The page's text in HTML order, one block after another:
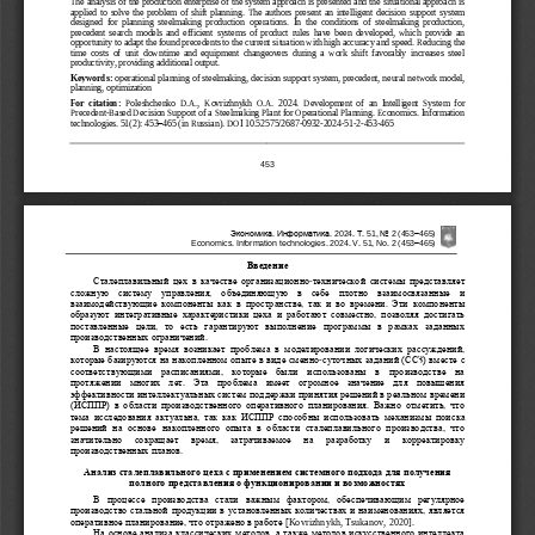
453
applied  to  solve  the  problem  of  shift  planning. The  authors  present  an  intelligent  decision  support  system
designed  for  planning  steelmaking  production  operations.  In  the  conditions  of  steelmaking  production,
precedent  search  models  and  efficient  systems  of  product  rules  have  been  developed,  which  provide  an
opportunity to adapt the found precedents to the current situation with high accuracy and speed. Reducing the
time  costs  of  unit  downtime  and  equipment  changeovers  during  a  work  shift  favorably  increases  steel
productivity, providing additional output.
Keywords: operational planning of steelmaking, decision support system, precedent, neural network model,
planning, optimization
For  citation: Poleshchenko  D.A.,  Kovrizhnykh  O.A. 2024.  Development  of  an  Intelligent  System  for
Precedent-Based Decision Support of a Steelmaking Plant for Operational Planning. Economics. Information
technologies. 51(2): 453–465 (in Russian). DOI 10.52575/2687-0932-2024-51-2-453-465
Экономика. Информатика . 2024 Т. 51 , No 2 (453–465)
Economics. Information technologies. 2024. V. 51, No. 2 (453–465)
Введение
Сталеплавильный  цех  в  качестве  организационно-технической  системы  представляет
сложную  систему  управления,  объединяющую  в  себе  плотно  взаимосвязанные  и
взаимодействующие  компоненты  как  в пространстве,  так  и  во  времени.  Эти  компоненты
образуют  интегративные  характеристики  цеха  и  работают  совместно,  позволяя  достигать
поставленные  цели,  то  есть  гарантируют  выполнение  программы  в  рамках  заданных
производственных ограничений.
В  настоящее  время  возникает  проблема  в  моделировании  логических  рассуждений,
которые базируются на накопленном опыте в виде сменно-суточных заданий (ССЗ) вместе с
соответствующими  расписаниями,  которые  были  использованы  в  производстве  на
протяжении  многих
лет.  Эта  проблема  имеет  огромное  значение  для  повышения
эффективности интеллектуальных систем поддержки принятия решений в реальном времени
(ИСППР)  в  области  производственного  оперативного  планирования.  Важно  отметить,  что
тема  исследования  актуальна,  так как  ИСППР  способны  использовать  механизмы  поиска
решений  на  основе  накопленного  опыта  в  области  сталеплавильного  производства,  что
значительно   сокращает   время,   затрачиваемое   на   разработку   и   корректировку
производственных планов.
Анализ сталеплавильного цеха с применением системного подхода для получения
полного представления о функционировании и возможностях
В  процессе  производства  стали  важным  фактором,  обеспечивающим  регулярное
производство стальной продукции в установленных количествах и наименованиях, является
оперативное планирование, что отражено в работе [Kovrizhnykh, Tsukanov , 2020].
На основе анализа классических методов, а также методов искусственного интеллекта